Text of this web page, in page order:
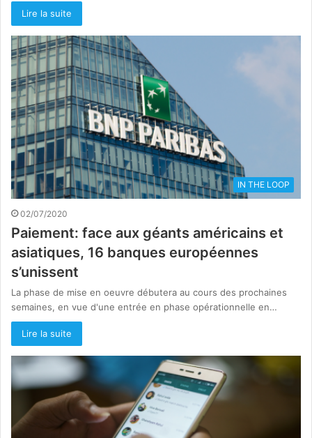
Lire la suite
IN THE LOOP
02/07/2020
Paiement: face aux géants américains et
asiatiques, 16 banques européennes
s’unissent
La phase de mise en oeuvre débutera au cours des prochaines
semaines, en vue d'une entrée en phase opérationnelle en…
Lire la suite